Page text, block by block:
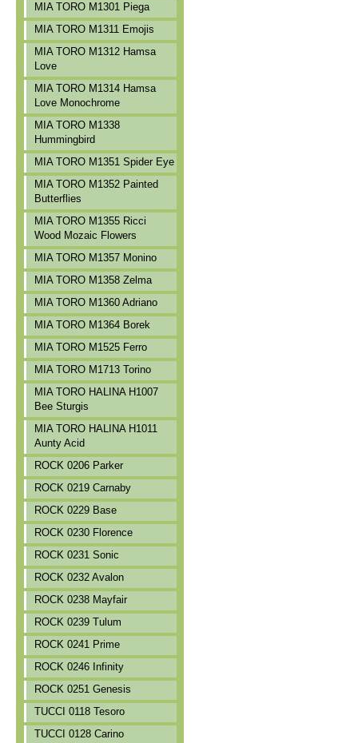
MIA TORO M1301 Piega
MIA TORO M1311 Emojis
MIA TORO M1312 Hamsa
Love
MIA TORO M1314 Hamsa
Love Monochrome
MIA TORO M1338
Hummingbird
MIA TORO M1351 Spider Eye
MIA TORO M1352 Painted
Butterflies
MIA TORO M1355 Ricci
Wood Mozaic Flowers
MIA TORO M1357 Monino
MIA TORO M1358 Zelma
MIA TORO M1360 Adriano
MIA TORO M1364 Borek
MIA TORO M1525 Ferro
MIA TORO M1713 Torino
MIA TORO HALINA H1007
Bee Sturgis
MIA TORO HALINA H1011
Aunty Acid
ROCK 0206 Parker
ROCK 0219 Carnaby
ROCK 0229 Base
ROCK 0230 Florence
ROCK 0231 Sonic
ROCK 0232 Avalon
ROCK 0238 Mayfair
ROCK 0239 Tulum
ROCK 0241 Prime
ROCK 0246 Infinity
ROCK 0251 Genesis
TUCCI 0118 Tesoro
TUCCI 0128 Carino